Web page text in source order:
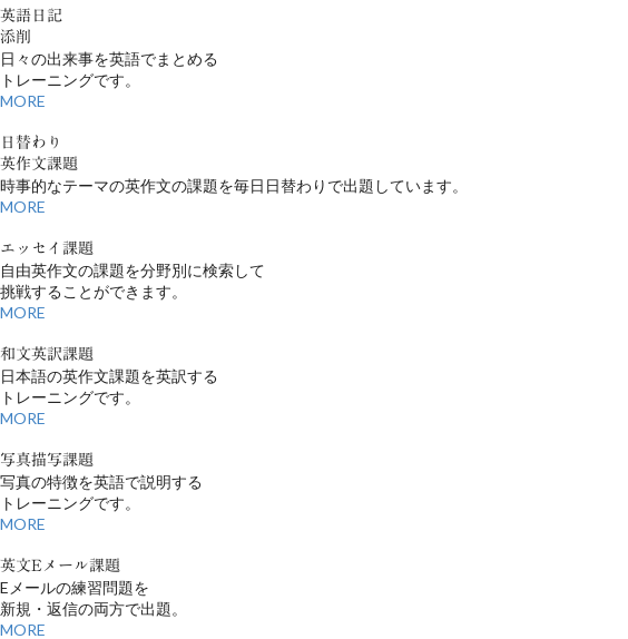
英語日記
添削
日々の出来事を英語でまとめる
トレーニングです。
MORE
日替わり
英作文課題
時事的なテーマの英作文の課題を毎日日替わりで出題しています。
MORE
エッセイ課題
自由英作文の課題を分野別に検索して
挑戦することができます。
MORE
和文英訳課題
日本語の英作文課題を英訳する
トレーニングです。
MORE
写真描写課題
写真の特徴を英語で説明する
トレーニングです。
MORE
英文Eメール課題
Eメールの練習問題を
新規・返信の両方で出題。
MORE